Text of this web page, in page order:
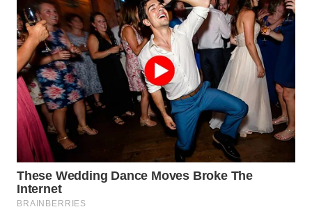
KONSUMEN
FORWAMKI
ALPERKLINAS
FORJASIDA
TAMBANG
NEWS
SITUNGIR